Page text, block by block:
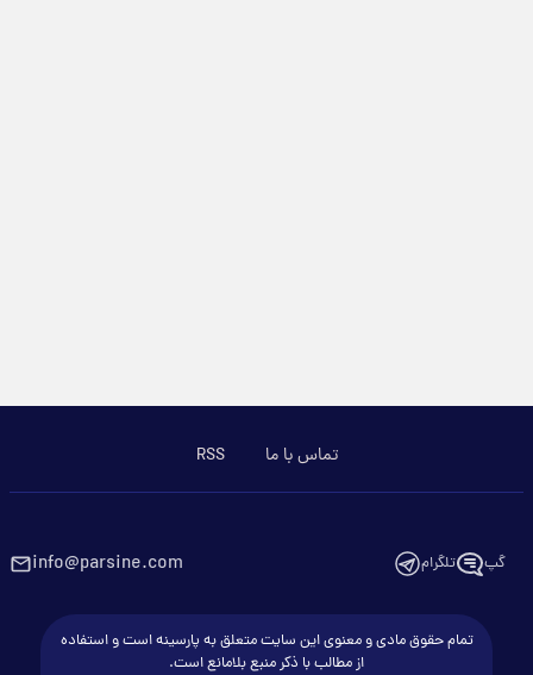
تماس با ما RSS
گپ تلگرام info@parsine.com
تمام حقوق مادی و معنوی این سایت متعلق به پارسینه است و استفاده
از مطالب با ذکر منبع بلامانع است.